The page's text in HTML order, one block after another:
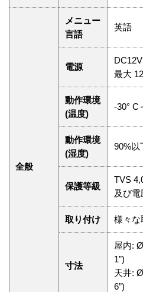
全般
メニュー
言語
英語
電源
DC12V
最大
動作環境
(温度)
-30° C
動作環境
(湿度)
90%以
保護等級
TVS
及び
取り付け 様々な
寸法
屋内:
1”)
天井:
6”)